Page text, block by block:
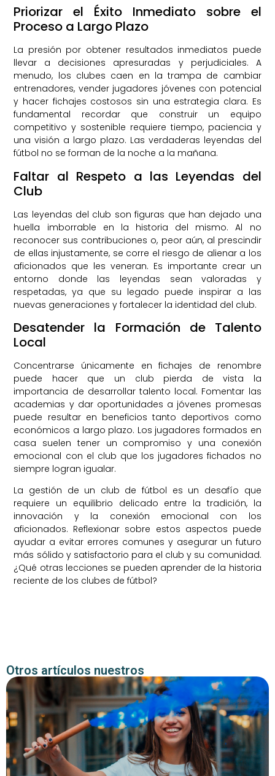
Priorizar el Éxito Inmediato sobre el
Proceso a Largo Plazo
La presión por obtener resultados inmediatos puede
llevar a decisiones apresuradas y perjudiciales. A
menudo, los clubes caen en la trampa de cambiar
entrenadores, vender jugadores jóvenes con potencial
y hacer fichajes costosos sin una estrategia clara. Es
fundamental recordar que construir un equipo
competitivo y sostenible requiere tiempo, paciencia y
una visión a largo plazo. Las verdaderas leyendas del
fútbol no se forman de la noche a la mañana.
Faltar al Respeto a las Leyendas del
Club
Las leyendas del club son figuras que han dejado una
huella imborrable en la historia del mismo. Al no
reconocer sus contribuciones o, peor aún, al prescindir
de ellas injustamente, se corre el riesgo de alienar a los
aficionados que les veneran. Es importante crear un
entorno donde las leyendas sean valoradas y
respetadas, ya que su legado puede inspirar a las
nuevas generaciones y fortalecer la identidad del club.
Desatender la Formación de Talento
Local
Concentrarse únicamente en fichajes de renombre
puede hacer que un club pierda de vista la
importancia de desarrollar talento local. Fomentar las
academias y dar oportunidades a jóvenes promesas
puede resultar en beneficios tanto deportivos como
económicos a largo plazo. Los jugadores formados en
casa suelen tener un compromiso y una conexión
emocional con el club que los jugadores fichados no
siempre logran igualar.
La gestión de un club de fútbol es un desafío que
requiere un equilibrio delicado entre la tradición, la
innovación y la conexión emocional con los
aficionados. Reflexionar sobre estos aspectos puede
ayudar a evitar errores comunes y asegurar un futuro
más sólido y satisfactorio para el club y su comunidad.
¿Qué otras lecciones se pueden aprender de la historia
reciente de los clubes de fútbol?
Otros artículos nuestros